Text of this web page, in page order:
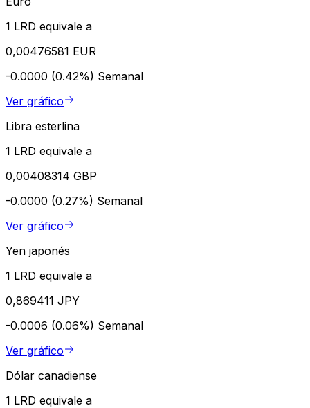
1 LRD equivale a
0,00476581 EUR
-0.0000 (0.42%) Semanal
Ver gráfico
Libra esterlina
1 LRD equivale a
0,00408314 GBP
-0.0000 (0.27%) Semanal
Ver gráfico
Yen japonés
1 LRD equivale a
0,869411 JPY
-0.0006 (0.06%) Semanal
Ver gráfico
Dólar canadiense
1 LRD equivale a